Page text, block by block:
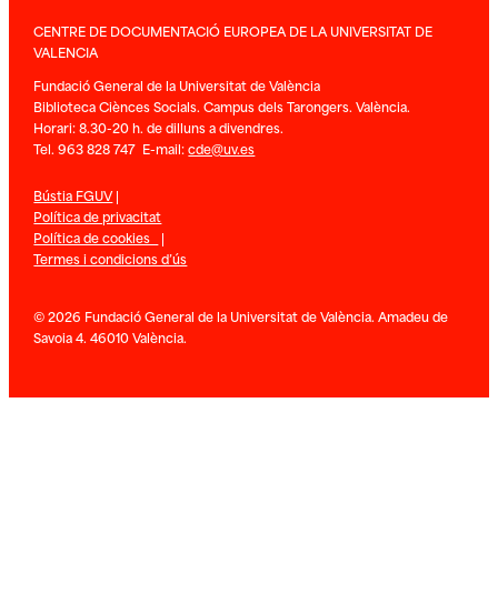
CENTRE DE DOCUMENTACIÓ EUROPEA DE LA UNIVERSITAT DE
VALENCIA
Fundació General de la Universitat de València
Biblioteca Ciènces Socials. Campus dels Tarongers. València.
Horari: 8.30-20 h. de dilluns a divendres.
Tel. 963 828 747 E-mail:cde@uv.es
Bústia FGUV|
Política de privacitat
Política de cookies |
Termes i condicions d’ús
© 2026 Fundació General de la Universitat de València. Amadeu de
Savoia 4. 46010 València.